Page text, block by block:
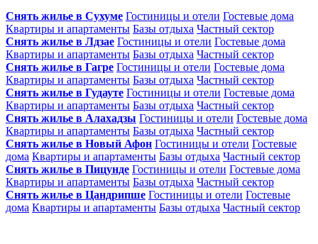
Снять жилье в Сухуме Гостиницы и отели Гостевые дома
Квартиры и апартаменты Базы отдыха Частный сектор
Снять жилье в Лдзае Гостиницы и отели Гостевые дома
Квартиры и апартаменты Базы отдыха Частный сектор
Снять жилье в Гагре Гостиницы и отели Гостевые дома
Квартиры и апартаменты Базы отдыха Частный сектор
Снять жилье в Гудауте Гостиницы и отели Гостевые дома
Квартиры и апартаменты Базы отдыха Частный сектор
Снять жилье в Алахадзы Гостиницы и отели Гостевые дома
Квартиры и апартаменты Базы отдыха Частный сектор
Снять жилье в Новый Афон Гостиницы и отели Гостевые
дома Квартиры и апартаменты Базы отдыха Частный сектор
Снять жилье в Пицунде Гостиницы и отели Гостевые дома
Квартиры и апартаменты Базы отдыха Частный сектор
Снять жилье в Цандрипше Гостиницы и отели Гостевые
дома Квартиры и апартаменты Базы отдыха Частный сектор